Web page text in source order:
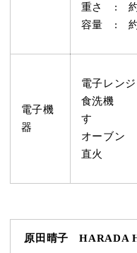
重さ : 約
容量 : 約
電子機
器
電子レ
食洗機 :
す
オーブ
直火
原田晴子 HARADA